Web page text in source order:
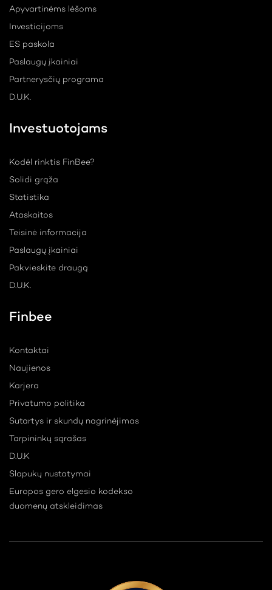
Apyvartinėms lėšoms
Investicijoms
ES paskola
Paslaugų įkainiai
Partnerysčių programa
D.U.K.
Investuotojams
Kodėl rinktis FinBee?
Solidi grąža
Statistika
Ataskaitos
Teisinė informacija
Paslaugų įkainiai
Pakvieskite draugą
D.U.K.
Finbee
Kontaktai
Naujienos
Karjera
Privatumo politika
Sutartys ir skundų nagrinėjimas
Tarpininkų sąrašas
D.U.K
Slapukų nustatymai
Europos gero elgesio kodekso
duomenų atskleidimas